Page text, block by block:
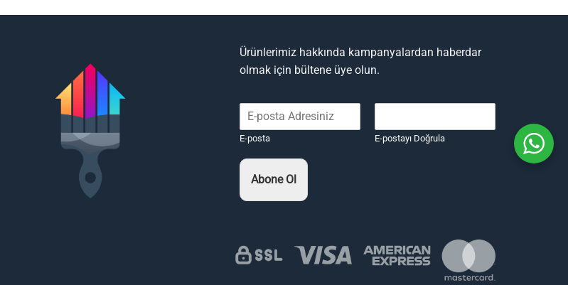
Ürünlerimiz hakkında kampanyalardan haberdar
olmak için bültene üye olun.
E-posta E-postayı Doğrula
Abone Ol